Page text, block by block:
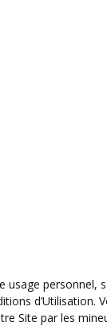
personnel,
d’Utilisation.
Site par les